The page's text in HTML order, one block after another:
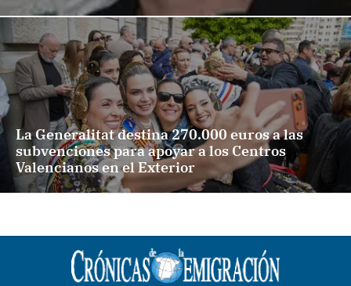
La Generalitat destina 270.000 euros a las
subvenciones para apoyar a los Centros
Valencianos en el Exterior